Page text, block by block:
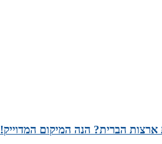
הברית? הנה המיקום המדוייק!